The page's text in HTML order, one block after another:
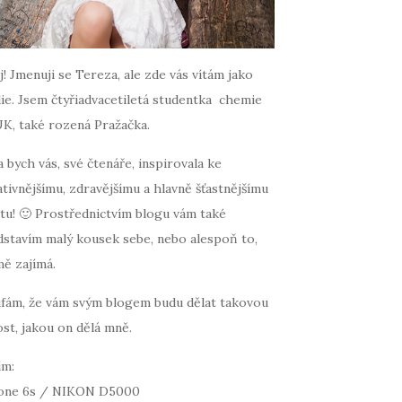
Jmenuji se Tereza, ale zde vás vítám jako
Jsem čtyřiadvacetiletá studentka chemie
také rozená Pražačka.
bych vás, své čtenáře, inspirovala ke
zdravějšímu a hlavně šťastnějšímu
🙂 Prostřednictvím blogu vám také
malý kousek sebe, nebo alespoň to,
zajímá.
že vám svým blogem budu dělat takovou
jakou on dělá mně.
6s / NIKON D5000